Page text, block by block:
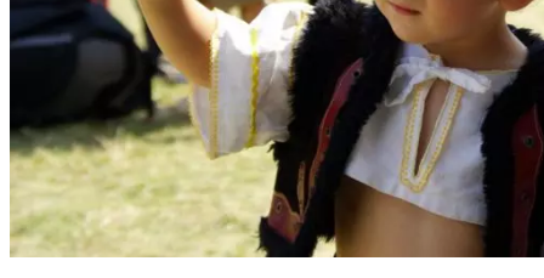
Pobyty
Wellness
Gastro
Kaviarne
Kultúra a tradície
Kúpele
Šport a agroturistika
Školstvo
Ekonomika obchod a doprava